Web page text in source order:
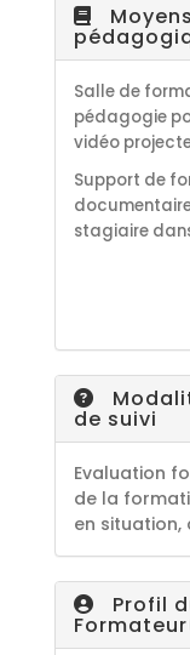
Salle de
pédagogie
vidéo
Support de
stagiaire
de suivi
Evaluation
de la
en situation,
Profil